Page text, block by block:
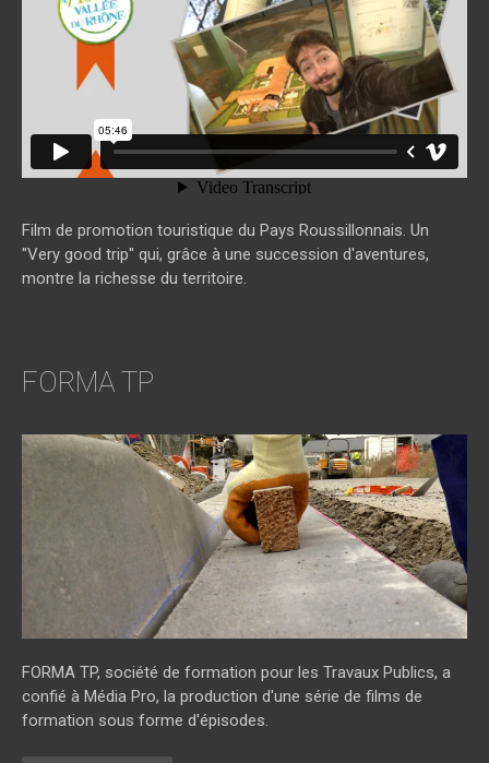
Film de promotion touristique du Pays Roussillonnais. Un
"Very good trip" qui, grâce à une succession d'aventures,
montre la richesse du territoire.
FORMA TP
FORMA TP, société de formation pour les Travaux Publics, a
confié à Média Pro, la production d'une série de films de
formation sous forme d'épisodes.